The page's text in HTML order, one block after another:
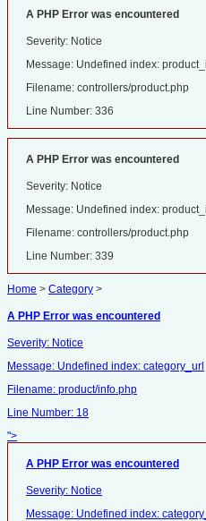
A PHP Error was encountered
Severity: Notice
Message: Undefined index:
Filename: controllers/product.php
Line Number: 336
A PHP Error was encountered
Severity: Notice
Message: Undefined index:
Filename: controllers/product.php
Line Number: 339
Home > Category >
A PHP Error was encountered
Severity: Notice
Message: Undefined index: category_url
Filename: product/info.php
Line Number: 18
">
A PHP Error was encountered
Severity: Notice
Message: Undefined index: